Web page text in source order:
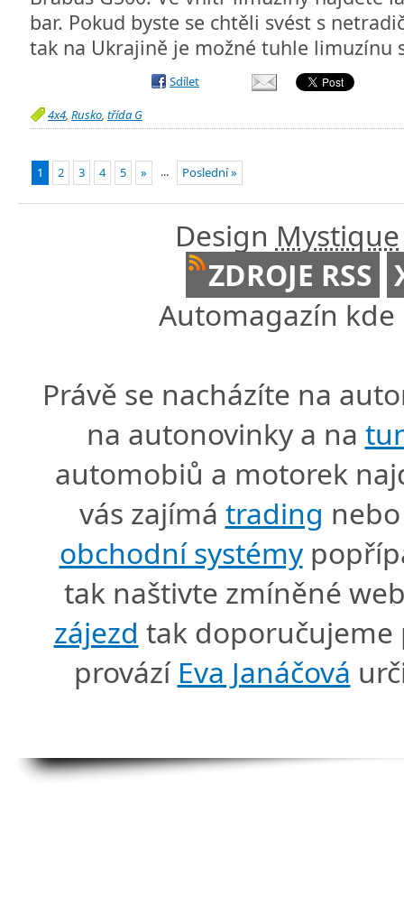
bar. Pokud byste se chtěli svést s
tak na Ukrajině je možné tuhle
Sdílet
4x4 Rusko třída G
1 2 3 4 5 » ... Poslední »
Design Mystique
ZDROJE RSS
Automagazín
Právě se nacházíte na
na autonovinky a na
automobiů a motorek
vás zajímá trading
obchodní systémy
tak naštivte zmíněné
zájezd tak doporučujeme
provází Eva Janáčová